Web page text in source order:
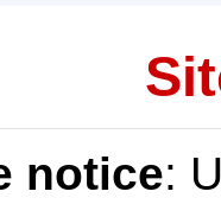
notice: